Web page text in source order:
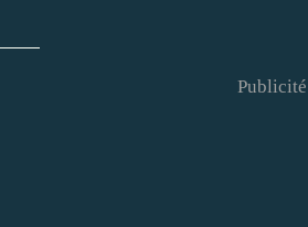
Publicité